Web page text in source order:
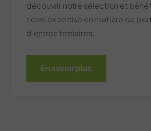
découvrir notre sélection et
notre expertise en matière de
d’entrée tertiaires.
En savoir plus